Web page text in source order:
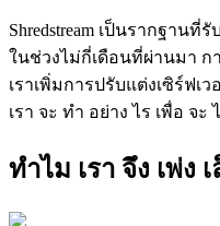
Shredstream เป็นรากฐาน
ในช่วงไม่กี่เดือนที่ผ่านมา ก
เราเพิ่มการปรับแต่งเซิร์ฟ
เรา จะ ทํา อย่าง ไร เพื่อ จะ
ทําไม เรา จึง เพ่ง